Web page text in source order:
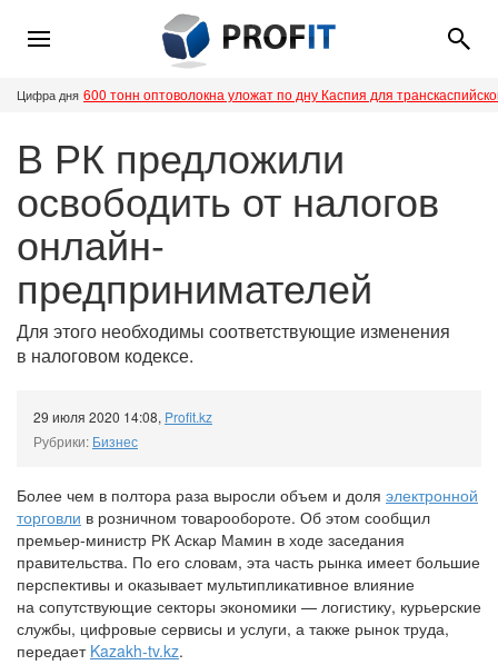
Цифра дня 600 тонн оптоволокна уложат по дну Каспия для
В РК предложили
освободить от налогов
онлайн-
предпринимателей
Для этого необходимы соответствующие изменения
в налоговом кодексе.
29 июля 2020 14:08, Profit.kz
Рубрики: Бизнес
Более чем в полтора раза выросли объем и доля электронной
торговли в розничном товарообороте. Об этом сообщил
премьер-министр РК Аскар Мамин в ходе заседания
правительства. По его словам, эта часть рынка имеет большие
перспективы и оказывает мультипликативное влияние
на сопутствующие секторы экономики — логистику, курьерские
службы, цифровые сервисы и услуги, а также рынок труда,
передает Kazakh-tv.kz.